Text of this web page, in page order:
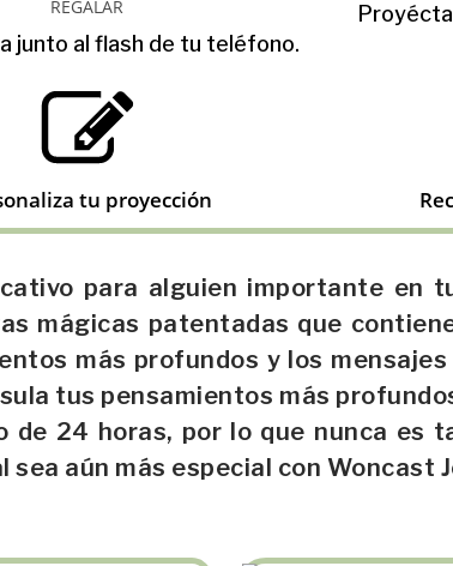
junto al flash de tu teléfono.
tu proyección
para alguien importante en
mágicas patentadas que
más profundos y los
tus pensamientos más
24 horas, por lo que nunca es
sea aún más especial con Woncast